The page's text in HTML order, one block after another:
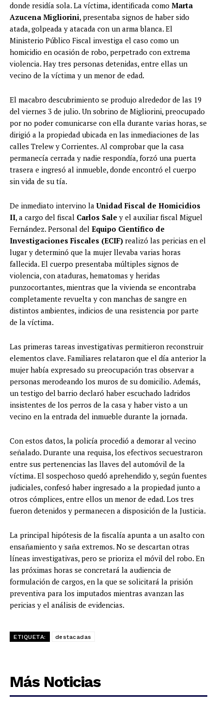
donde residía sola. La víctima, identificada como Marta
Azucena Migliorini, presentaba signos de haber sido
atada, golpeada y atacada con un arma blanca. El
Ministerio Público Fiscal investiga el caso como un
homicidio en ocasión de robo, perpetrado con extrema
violencia. Hay tres personas detenidas, entre ellas un
vecino de la víctima y un menor de edad.
El macabro descubrimiento se produjo alrededor de las 19
del viernes 3 de julio. Un sobrino de Migliorini, preocupado
por no poder comunicarse con ella durante varias horas, se
dirigió a la propiedad ubicada en las inmediaciones de las
calles Trelew y Corrientes. Al comprobar que la casa
permanecía cerrada y nadie respondía, forzó una puerta
trasera e ingresó al inmueble, donde encontró el cuerpo
sin vida de su tía.
De inmediato intervino laUnidad Fiscal de Homicidios
II, a cargo del fiscal Carlos Sale y el auxiliar fiscal Miguel
Fernández. Personal del Equipo Científico de
Investigaciones Fiscales (ECIF) realizó las pericias en el
lugar y determinó que la mujer llevaba varias horas
fallecida. El cuerpo presentaba múltiples signos de
violencia, con ataduras, hematomas y heridas
punzocortantes, mientras que la vivienda se encontraba
completamente revuelta y con manchas de sangre en
distintos ambientes, indicios de una resistencia por parte
de la víctima.
Las primeras tareas investigativas permitieron reconstruir
elementos clave. Familiares relataron que el día anterior la
mujer había expresado su preocupación tras observar a
personas merodeando los muros de su domicilio. Además,
un testigo del barrio declaró haber escuchado ladridos
insistentes de los perros de la casa y haber visto a un
vecino en la entrada del inmueble durante la jornada.
Con estos datos, la policía procedió a demorar al vecino
señalado. Durante una requisa, los efectivos secuestraron
entre sus pertenencias las llaves del automóvil de la
víctima. El sospechoso quedó aprehendido y, según fuentes
judiciales, confesó haber ingresado a la propiedad junto a
otros cómplices, entre ellos un menor de edad. Los tres
fueron detenidos y permanecen a disposición de la Justicia.
La principal hipótesis de la fiscalía apunta a un asalto con
ensañamiento y saña extremos. No se descartan otras
líneas investigativas, pero se prioriza el móvil del robo. En
las próximas horas se concretará la audiencia de
formulación de cargos, en la que se solicitará la prisión
preventiva para los imputados mientras avanzan las
pericias y el análisis de evidencias.
ETIQUETA: destacadas
Más Noticias